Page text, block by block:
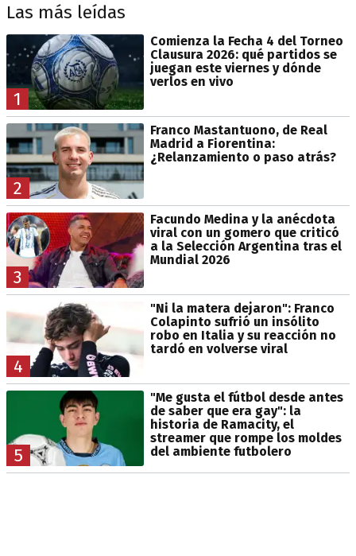
Las más leídas
1
Comienza la Fecha 4 del Torneo
Clausura 2026: qué partidos se
juegan este viernes y dónde
verlos en vivo
2
Franco Mastantuono, de Real
Madrid a Fiorentina:
¿Relanzamiento o paso atrás?
3
Facundo Medina y la anécdota
viral con un gomero que criticó
a la Selección Argentina tras el
Mundial 2026
4
"Ni la matera dejaron": Franco
Colapinto sufrió un insólito
robo en Italia y su reacción no
tardó en volverse viral
5
"Me gusta el fútbol desde antes
de saber que era gay": la
historia de Ramacity, el
streamer que rompe los moldes
del ambiente futbolero